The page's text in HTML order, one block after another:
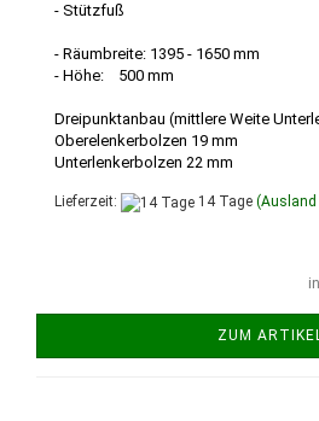
- Stützfuß
- Räumbreite: 1395 - 1650 mm
- Höhe: 500 mm
Dreipunktanbau (mittlere Weite
Oberelenkerbolzen 19 mm
Unterlenkerbolzen 22 mm
Lieferzeit: 14 Tage (Ausland
ZUM ARTIKEL